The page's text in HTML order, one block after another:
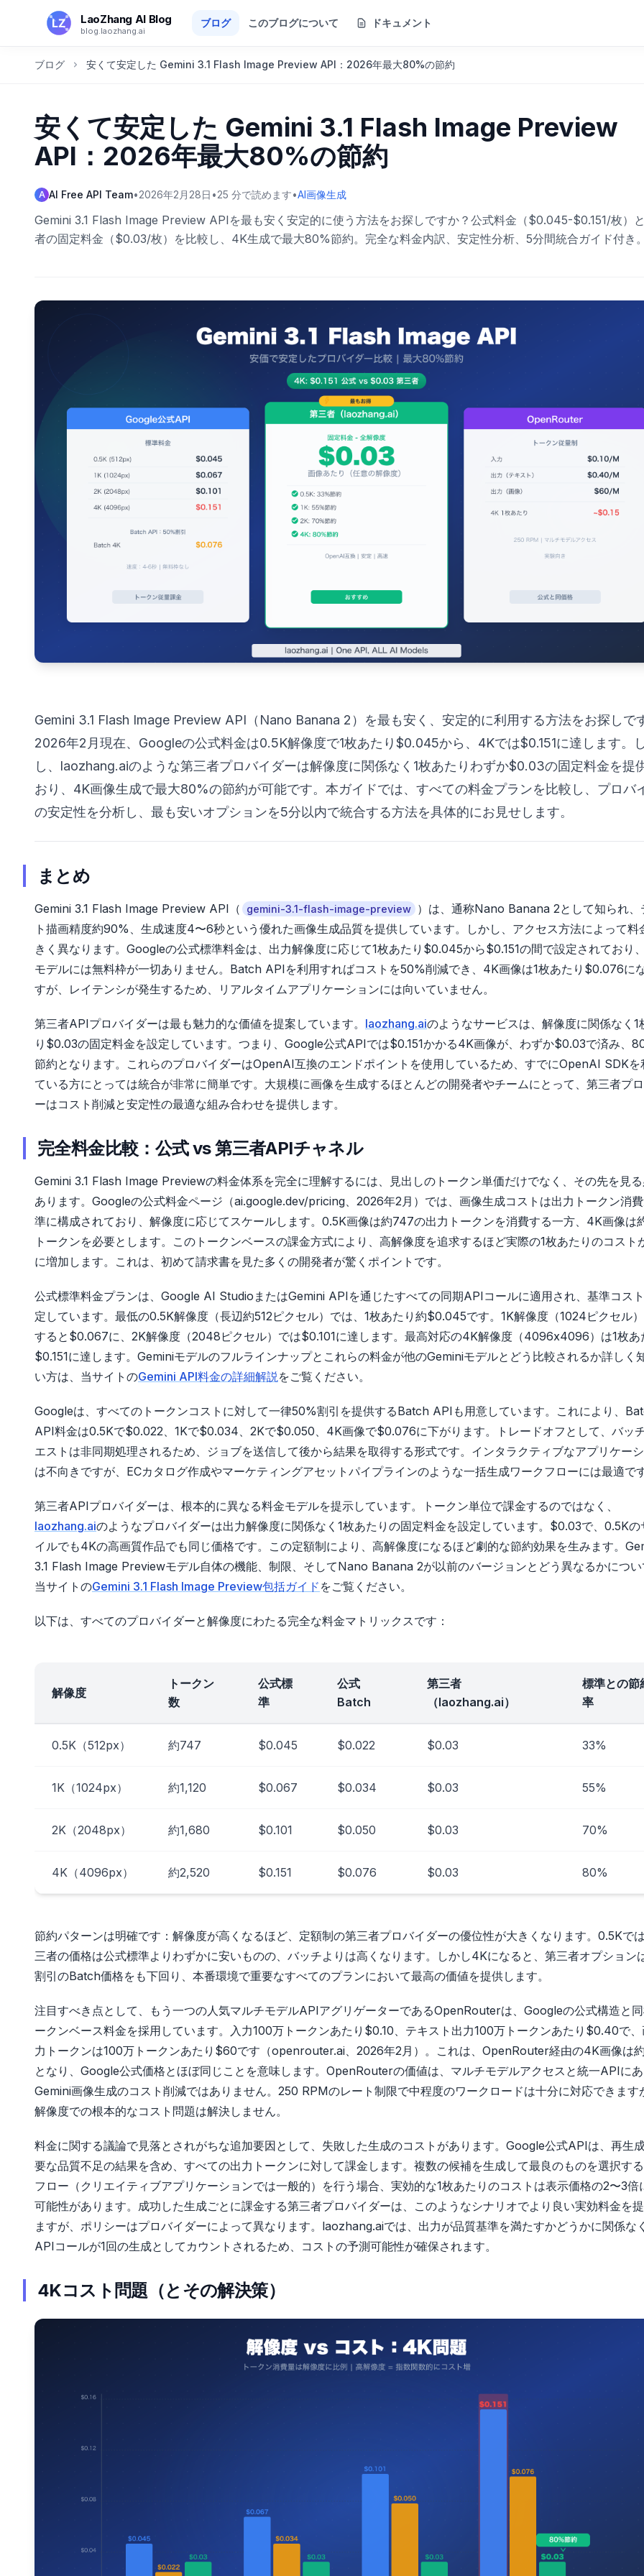
メインコンテンツへスキップ
LaoZhang AI Blog
blog.laozhang.ai
ブログ このブログについて ドキュメント
ブログ 安くて安定した Gemini 3.1 Flash Image Preview API：2026年最大80%の節約
安くて安定した Gemini 3.1 Flash Image Preview
API：2026年最大80%の節約
A AI Free API Team•2026年2月28日 •25 分で読めます•AI画像生成
Gemini 3.1 Flash Image Preview APIを最も安く安定的に使う方法をお探しですか？公式料金（$0.045-$0.151/枚）
者の固定料金（$0.03/枚）を比較し、4K生成で最大80%節約。完全な料金内訳、安定性分析、5分間統合ガイド付き
Gemini 3.1 Flash Image Preview API（Nano Banana 2）を最も安く、安定的に利用する方法をお探しで
2026年2月現在、Googleの公式料金は0.5K解像度で1枚あたり$0.045から、4Kでは$0.151に達します。
し、laozhang.aiのような第三者プロバイダーは解像度に関係なく1枚あたりわずか$0.03の固定料金を提
おり、4K画像生成で最大80%の節約が可能です。本ガイドでは、すべての料金プランを比較し、プロバ
の安定性を分析し、最も安いオプションを5分以内で統合する方法を具体的にお見せします。
まとめ
Gemini 3.1 Flash Image Preview API（ gemini-3.1-flash-image-preview ）は、通称Nano Banana 2として知られ、
ト描画精度約90%、生成速度4〜6秒という優れた画像生成品質を提供しています。しかし、アクセス方法によって料
きく異なります。Googleの公式標準料金は、出力解像度に応じて1枚あたり$0.045から$0.151の間で設定されており
モデルには無料枠が一切ありません。Batch APIを利用すればコストを50%削減でき、4K画像は1枚あたり$0.076に
すが、レイテンシが発生するため、リアルタイムアプリケーションには向いていません。
第三者APIプロバイダーは最も魅力的な価値を提案しています。 laozhang.aiのようなサービスは、解像度に関係なく1
り$0.03の固定料金を設定しています。つまり、Google公式APIでは$0.151かかる4K画像が、わずか$0.03で済み、
節約となります。これらのプロバイダーはOpenAI互換のエンドポイントを使用しているため、すでにOpenAI SDKを
ている方にとっては統合が非常に簡単です。大規模に画像を生成するほとんどの開発者やチームにとって、第三者プ
ーはコスト削減と安定性の最適な組み合わせを提供します。
完全料金比較：公式 vs 第三者APIチャネル
Gemini 3.1 Flash Image Previewの料金体系を完全に理解するには、見出しのトークン単価だけでなく、その先を見
あります。Googleの公式料金ページ（ai.google.dev/pricing、2026年2月）では、画像生成コストは出力トークン消
準に構成されており、解像度に応じてスケールします。0.5K画像は約747の出力トークンを消費する一方、4K画像は
トークンを必要とします。このトークンベースの課金方式により、高解像度を追求するほど実際の1枚あたりのコスト
に増加します。これは、初めて請求書を見た多くの開発者が驚くポイントです。
公式標準料金プランは、Google AI StudioまたはGemini APIを通じたすべての同期APIコールに適用され、基準コス
定しています。最低の0.5K解像度（長辺約512ピクセル）では、1枚あたり約$0.045です。1K解像度（1024ピクセル
すると$0.067に、2K解像度（2048ピクセル）では$0.101に達します。最高対応の4K解像度（4096x4096）は1枚あ
$0.151に達します。Geminiモデルのフルラインナップとこれらの料金が他のGeminiモデルとどう比較されるか詳しく
い方は、当サイトのGemini API料金の詳細解説をご覧ください。
Googleは、すべてのトークンコストに対して一律50%割引を提供するBatch APIも用意しています。これにより、
API料金は0.5Kで$0.022、1Kで$0.034、2Kで$0.050、4K画像で$0.076に下がります。トレードオフとして、バッ
エストは非同期処理されるため、ジョブを送信して後から結果を取得する形式です。インタラクティブなアプリケー
は不向きですが、ECカタログ作成やマーケティングアセットパイプラインのような一括生成ワークフローには最適で
第三者APIプロバイダーは、根本的に異なる料金モデルを提示しています。トークン単位で課金するのではなく、
laozhang.aiのようなプロバイダーは出力解像度に関係なく1枚あたりの固定料金を設定しています。$0.03で、0.5Kの
イルでも4Kの高画質作品でも同じ価格です。この定額制により、高解像度になるほど劇的な節約効果を生みます。
3.1 Flash Image Previewモデル自体の機能、制限、そしてNano Banana 2が以前のバージョンとどう異なるかにつ
当サイトのGemini 3.1 Flash Image Preview包括ガイド をご覧ください。
以下は、すべてのプロバイダーと解像度にわたる完全な料金マトリックスです：
解像度
トークン
数
公式標
準
公式
Batch
第三者
（laozhang.ai）
標準との節
率
0.5K（512px） 約747 $0.045 $0.022 $0.03 33%
1K（1024px） 約1,120 $0.067 $0.034 $0.03 55%
2K（2048px） 約1,680 $0.101 $0.050 $0.03 70%
4K（4096px） 約2,520 $0.151 $0.076 $0.03 80%
節約パターンは明確です：解像度が高くなるほど、定額制の第三者プロバイダーの優位性が大きくなります。0.5Kで
三者の価格は公式標準よりわずかに安いものの、バッチよりは高くなります。しかし4Kになると、第三者オプション
割引のBatch価格をも下回り、本番環境で重要なすべてのプランにおいて最高の価値を提供します。
注目すべき点として、もう一つの人気マルチモデルAPIアグリゲーターであるOpenRouterは、Googleの公式構造と
ークンベース料金を採用しています。入力100万トークンあたり$0.10、テキスト出力100万トークンあたり$0.40で
力トークンは100万トークンあたり$60です（openrouter.ai、2026年2月）。これは、OpenRouter経由の4K画像は
となり、Google公式価格とほぼ同じことを意味します。OpenRouterの価値は、マルチモデルアクセスと統一APIに
Gemini画像生成のコスト削減ではありません。250 RPMのレート制限で中程度のワークロードは十分に対応できます
解像度での根本的なコスト問題は解決しません。
料金に関する議論で見落とされがちな追加要因として、失敗した生成のコストがあります。Google公式APIは、再生
要な品質不足の結果を含め、すべての出力トークンに対して課金します。複数の候補を生成して最良のものを選択す
フロー（クリエイティブアプリケーションでは一般的）を行う場合、実効的な1枚あたりのコストは表示価格の2〜3倍
可能性があります。成功した生成ごとに課金する第三者プロバイダーは、このようなシナリオでより良い実効料金を
ますが、ポリシーはプロバイダーによって異なります。laozhang.aiでは、出力が品質基準を満たすかどうかに関係な
APIコールが1回の生成としてカウントされるため、コストの予測可能性が確保されます。
4Kコスト問題（とその解決策）